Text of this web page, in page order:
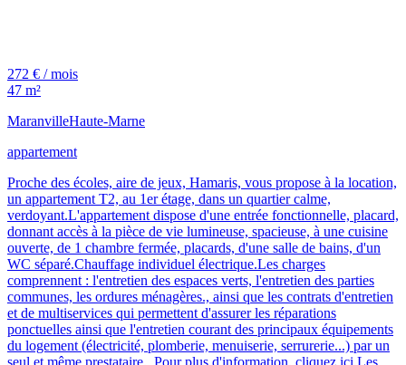
272 € / mois
47 m²
MaranvilleHaute-Marne
appartement
Proche des écoles, aire de jeux, Hamaris, vous propose à la location,
un appartement T2, au 1er étage, dans un quartier calme,
verdoyant.L'appartement dispose d'une entrée fonctionnelle, placard,
donnant accès à la pièce de vie lumineuse, spacieuse, à une cuisine
ouverte, de 1 chambre fermée, placards, d'une salle de bains, d'un
WC séparé.Chauffage individuel électrique.Les charges
comprennent : l'entretien des espaces verts, l'entretien des parties
communes, les ordures ménagères., ainsi que les contrats d'entretien
et de multiservices qui permettent d'assurer les réparations
ponctuelles ainsi que l'entretien courant des principaux équipements
du logement (électricité, plomberie, menuiserie, serrurerie...) par un
seul et même prestataire. Pour plus d'information, cliquez ici.Les